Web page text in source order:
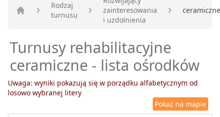
Strona główna
Rodzaj
turnusu
zainteresowania
i uzdolnienia
ceramiczne
Turnusy rehabilitacyjne
ceramiczne - lista ośrodków
Uwaga: wyniki pokazują się w porządku alfabetycznym od
losowo wybranej litery
Pokaż na mapie